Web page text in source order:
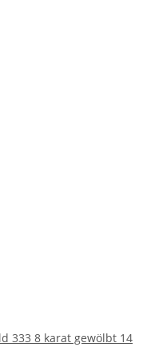
333 8 karat gewölbt 14